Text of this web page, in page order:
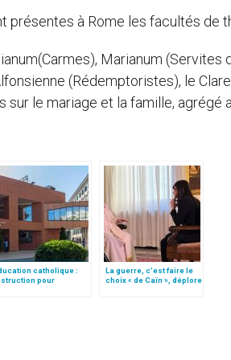
présentes à Rome les facultés de
Marianum (Servites
(Rédemptoristes), le
le mariage et la famille, agrégé
catholique :
pour
La guerre, c’est faire le
choix « de Caïn », déplore